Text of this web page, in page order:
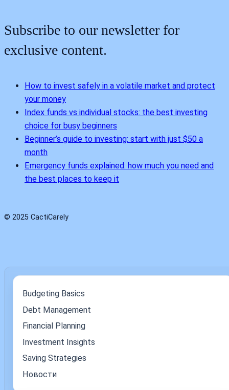
Subscribe to our newsletter for
exclusive content.
How to invest safely in a volatile market and protect
your money
Index funds vs individual stocks: the best investing
choice for busy beginners
Beginner’s guide to investing: start with just $50 a
month
Emergency funds explained: how much you need and
the best places to keep it
© 2025 CactiCarely
Budgeting Basics
Debt Management
Financial Planning
Investment Insights
Saving Strategies
Новости